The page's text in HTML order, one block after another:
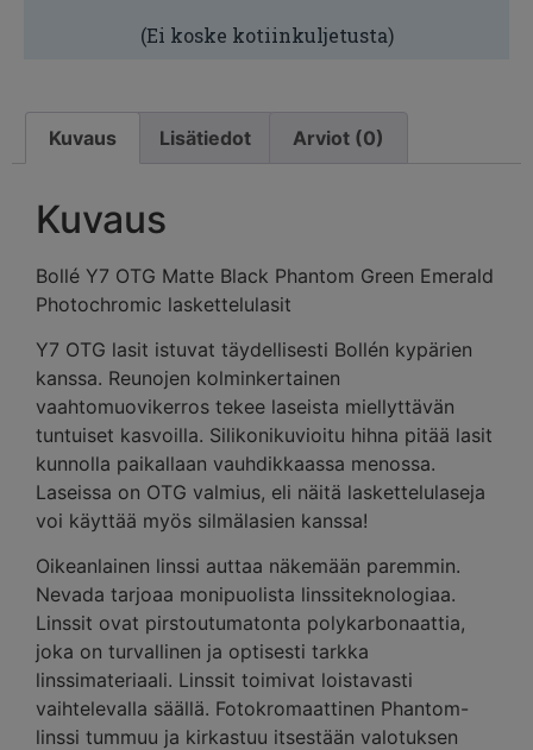
(Ei koske kotiinkuljetusta)
Kuvaus Lisätiedot Arviot (0)
Kuvaus
Bollé Y7 OTG Matte Black Phantom Green Emerald
Photochromic laskettelulasit
Y7 OTG lasit istuvat täydellisesti Bollén kypärien
kanssa. Reunojen kolminkertainen
vaahtomuovikerros tekee laseista miellyttävän
tuntuiset kasvoilla. Silikonikuvioitu hihna pitää lasit
kunnolla paikallaan vauhdikkaassa menossa.
Laseissa on OTG valmius, eli näitä laskettelulaseja
voi käyttää myös silmälasien kanssa!
Oikeanlainen linssi auttaa näkemään paremmin.
Nevada tarjoaa monipuolista linssiteknologiaa.
Linssit ovat pirstoutumatonta polykarbonaattia,
joka on turvallinen ja optisesti tarkka
linssimateriaali. Linssit toimivat loistavasti
vaihtelevalla säällä. Fotokromaattinen Phantom-
linssi tummuu ja kirkastuu itsestään valotuksen